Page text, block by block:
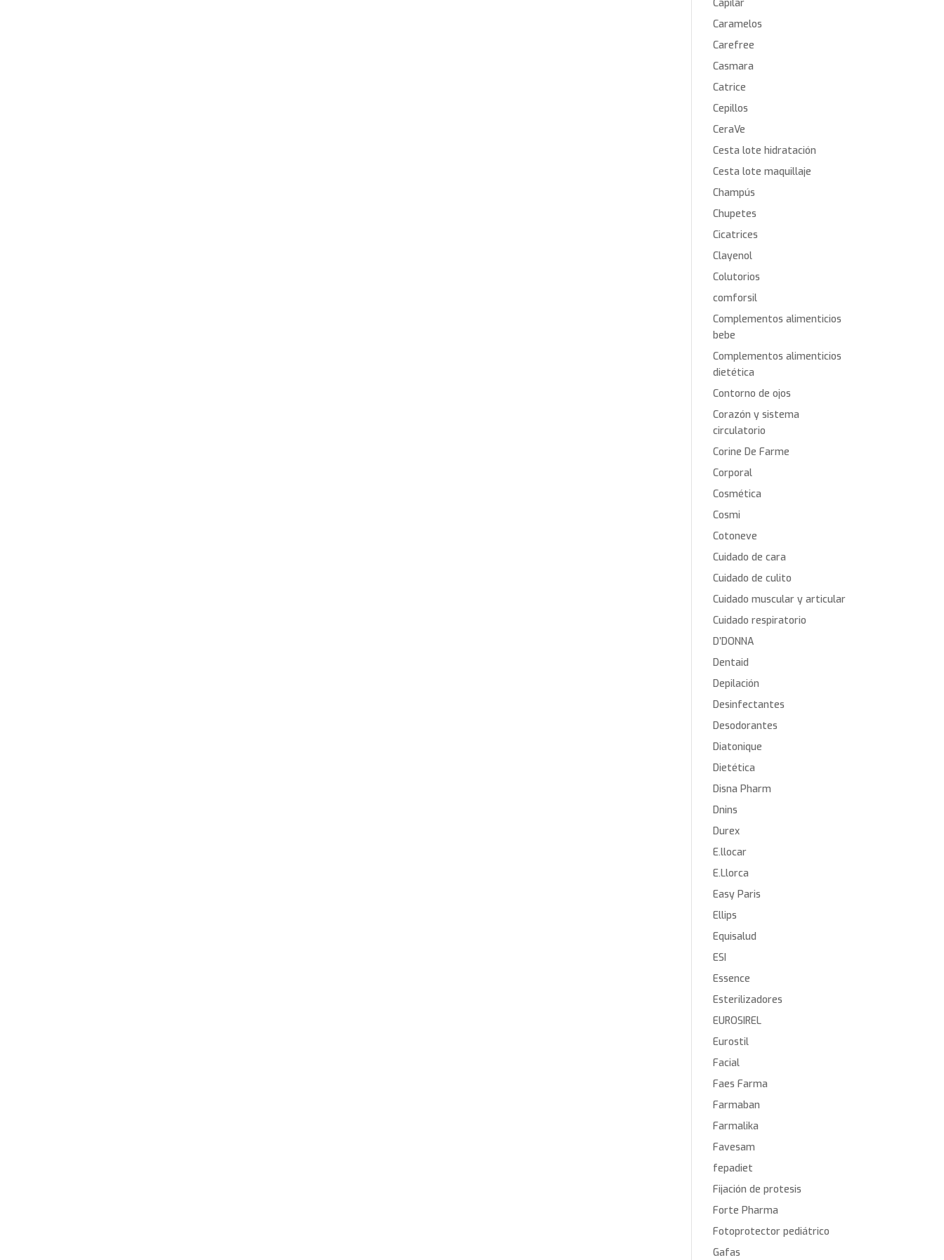
Capilar
Caramelos
Carefree
Casmara
Catrice
Cepillos
CeraVe
Cesta lote hidratación
Cesta lote maquillaje
Champús
Chupetes
Cicatrices
Clayenol
Colutorios
comforsil
Complementos alimenticios
bebe
Complementos alimenticios
dietética
Contorno de ojos
Corazón y sistema
circulatorio
Corine De Farme
Corporal
Cosmética
Cosmi
Cotoneve
Cuidado de cara
Cuidado de culito
Cuidado muscular y articular
Cuidado respiratorio
D’DONNA
Dentaid
Depilación
Desinfectantes
Desodorantes
Diatonique
Dietética
Disna Pharm
Dnins
Durex
E.llocar
E.Llorca
Easy Paris
Ellips
Equisalud
ESI
Essence
Esterilizadores
EUROSIREL
Eurostil
Facial
Faes Farma
Farmaban
Farmalika
Favesam
fepadiet
Fijación de protesis
Forte Pharma
Fotoprotector pediátrico
Gafas